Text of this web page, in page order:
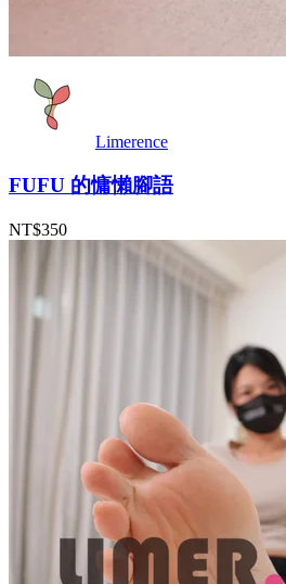
Limerence
FUFU 的慵懶腳語
NT$350